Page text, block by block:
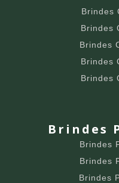
Brindes
Brindes
Brindes
Brindes
Brindes
Brindes
Brindes
Brindes
Brindes